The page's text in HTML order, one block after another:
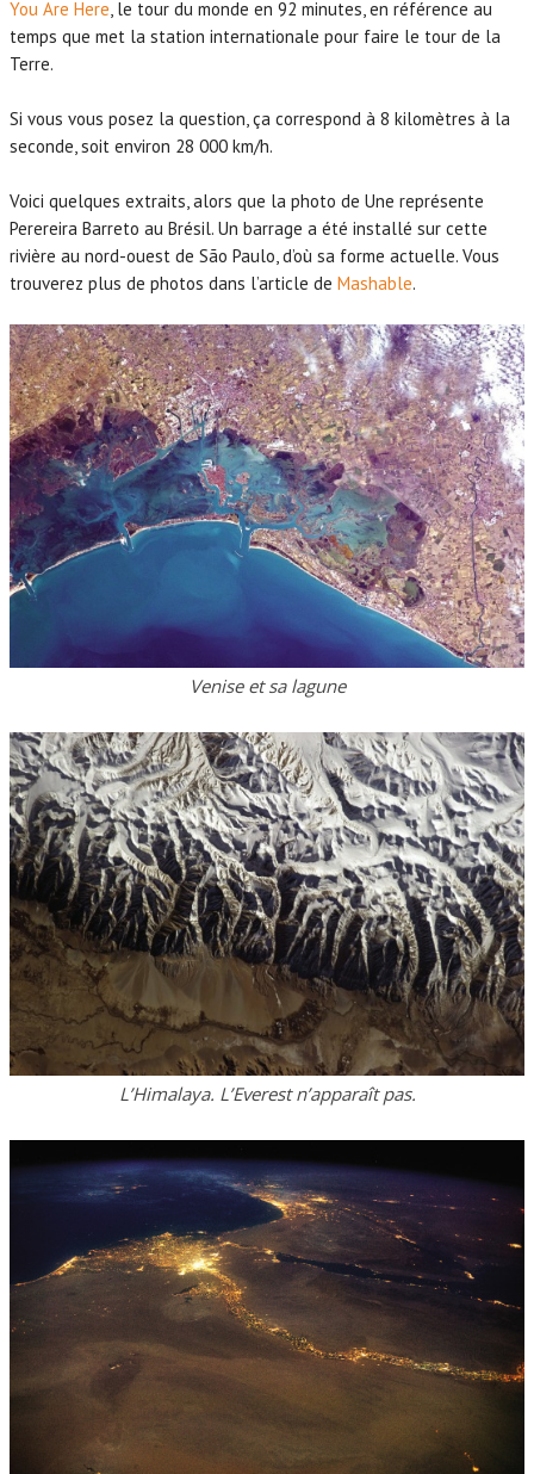
You Are Here, le tour du monde en 92 minutes, en référence au
temps que met la station internationale pour faire le tour de la
Terre.
Si vous vous posez la question, ça correspond à 8 kilomètres à la
seconde, soit environ 28 000 km/h.
Voici quelques extraits, alors que la photo de Une représente
Perereira Barreto au Brésil. Un barrage a été installé sur cette
rivière au nord-ouest de São Paulo, d’où sa forme actuelle. Vous
trouverez plus de photos dans l’article de Mashable.
Venise et sa lagune
L’Himalaya. L’Everest n’apparaît pas.